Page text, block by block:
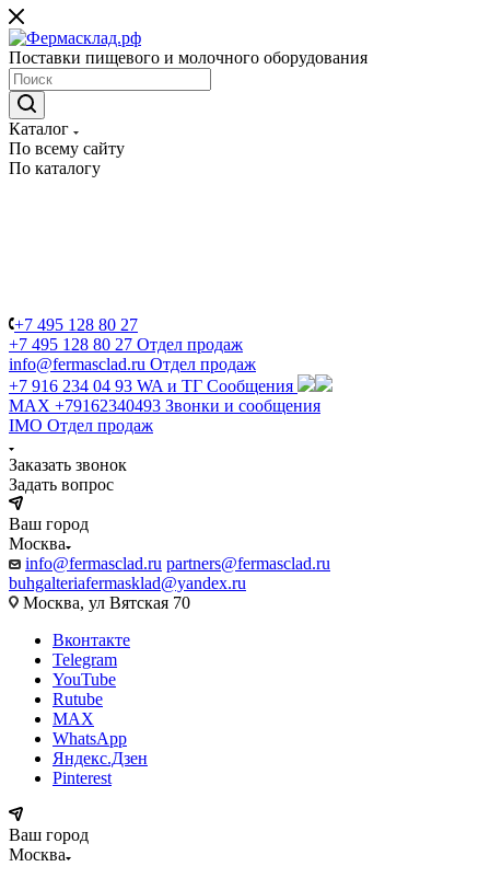
Поставки пищевого и молочного оборудования
Каталог
По всему сайту
По каталогу
+7 495 128 80 27
+7 495 128 80 27 Отдел продаж
info@fermasclad.ru Отдел продаж
+7 916 234 04 93 WA и ТГ Сообщения
MAX +79162340493 Звонки и сообщения
IMO Отдел продаж
Заказать звонок
Задать вопрос
Ваш город
Москва
info@fermasclad.ru partners@fermasclad.ru
buhgalteriafermasklad@yandex.ru
Москва, ул Вятская 70
Вконтакте
Telegram
YouTube
Rutube
MAX
WhatsApp
Яндекс.Дзен
Pinterest
Ваш город
Москва